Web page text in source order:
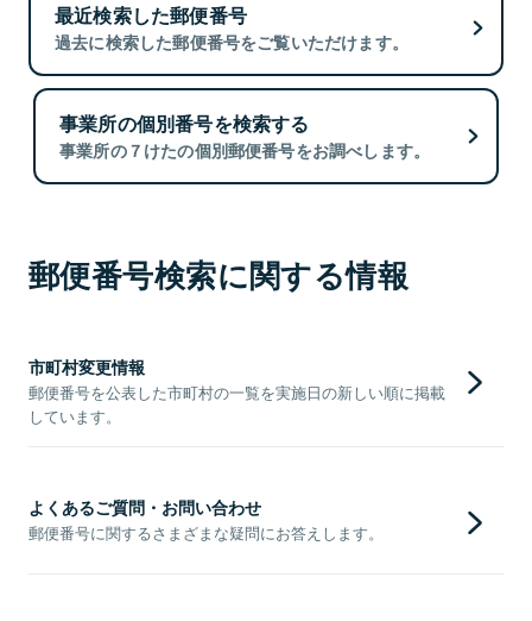
最近検索した郵便番号
過去に検索した郵便番号をご覧いただけます。
事業所の個別番号を検索する
事業所の７けたの個別郵便番号をお調べします。
郵便番号検索に関する情報
市町村変更情報
郵便番号を公表した市町村の一覧を実施日の新しい順に掲載
しています。
よくあるご質問・お問い合わせ
郵便番号に関するさまざまな疑問にお答えします。